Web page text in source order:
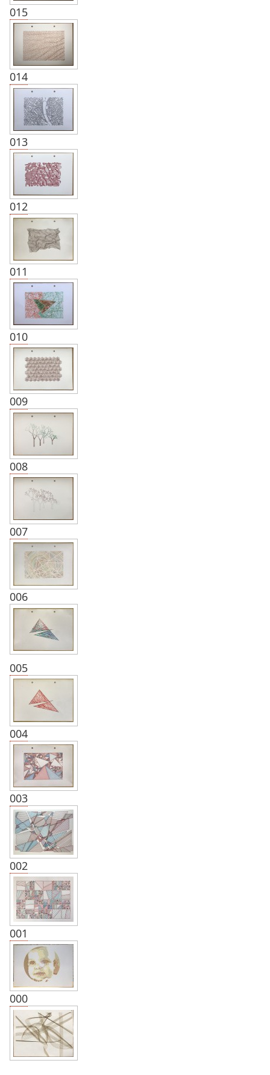
015
014
013
012
011
010
009
008
007
006
005
004
003
002
001
000